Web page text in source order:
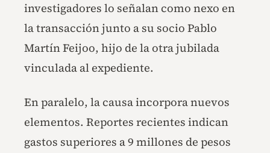
investigadores lo señalan como nexo en
la transacción junto a su socio Pablo
Martín Feijoo, hijo de la otra jubilada
vinculada al expediente.
En paralelo, la causa incorpora nuevos
elementos. Reportes recientes indican
gastos superiores a 9 millones de pesos